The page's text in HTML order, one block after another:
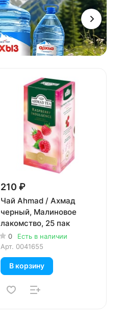
210 ₽
Чай Ahmad / Ахмад
черный, Малиновое
лакомство, 25 пак
0
Есть в наличии
Арт. 0041655
В корзину